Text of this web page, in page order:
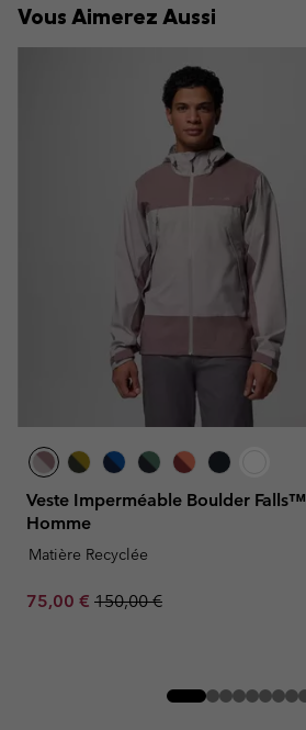
Vous Aimerez Aussi
Veste Imperméable Boulder Falls™
Homme
Matière Recyclée
Sale price:
75,00 € Regular price:
150,00 €